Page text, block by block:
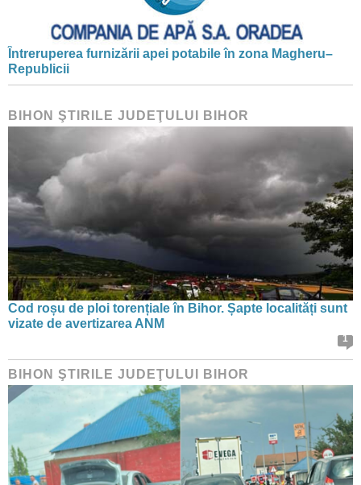
Întreruperea furnizării apei potabile în zona Magheru–
Republicii
BIHON ŞTIRILE JUDEŢULUI BIHOR
Cod roșu de ploi torențiale în Bihor. Șapte localități sunt
vizate de avertizarea ANM
1
BIHON ŞTIRILE JUDEŢULUI BIHOR